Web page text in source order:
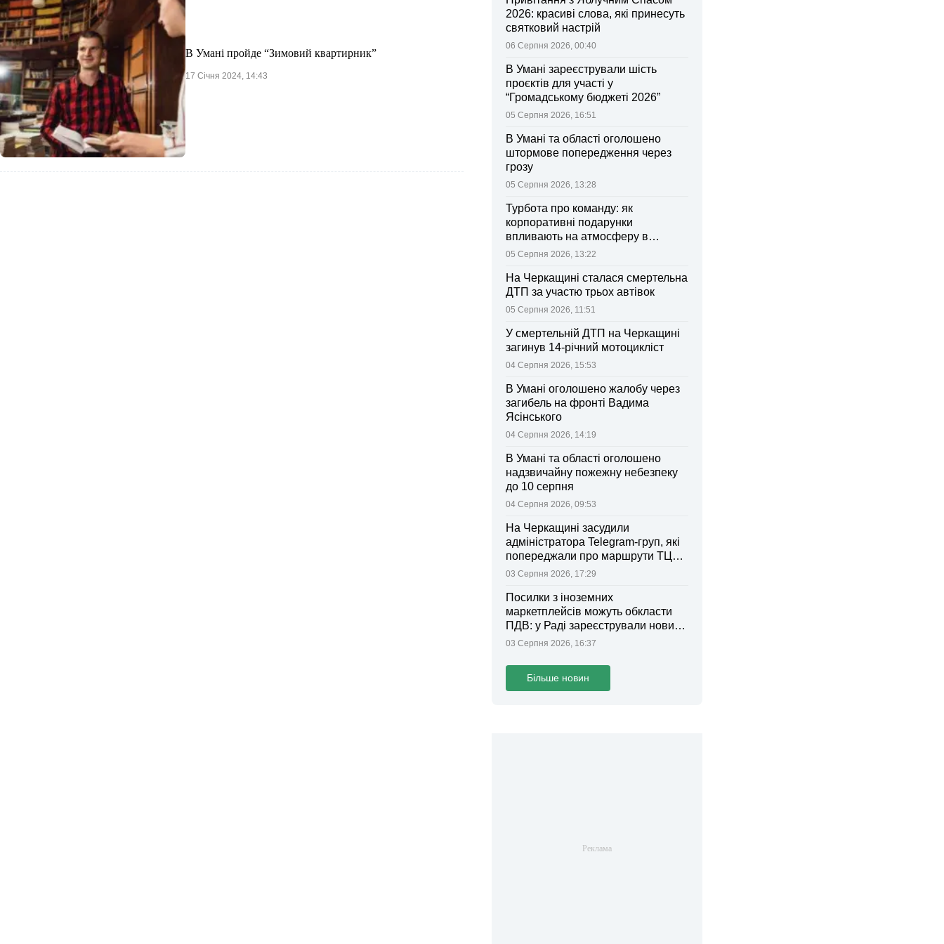
В Умані пройде “Зимовий квартирник”
17 Січня 2024, 14:43
2026: красиві слова, які принесуть
святковий настрій
06 Серпня 2026, 00:40
В Умані зареєстрували шість
проєктів для участі у
“Громадському бюджеті 2026”
05 Серпня 2026, 16:51
В Умані та області оголошено
штормове попередження через
грозу
05 Серпня 2026, 13:28
Турбота про команду: як
корпоративні подарунки
впливають на атмосферу в
колективі
05 Серпня 2026, 13:22
На Черкащині сталася смертельна
ДТП за участю трьох автівок
05 Серпня 2026, 11:51
У смертельній ДТП на Черкащині
загинув 14-річний мотоцикліст
04 Серпня 2026, 15:53
В Умані оголошено жалобу через
загибель на фронті Вадима
Ясінського
04 Серпня 2026, 14:19
В Умані та області оголошено
надзвичайну пожежну небезпеку
до 10 серпня
04 Серпня 2026, 09:53
На Черкащині засудили
адміністратора Telegram-груп, які
попереджали про маршрути ТЦК
та поліції
03 Серпня 2026, 17:29
Посилки з іноземних
маркетплейсів можуть обкласти
ПДВ: у Раді зареєстрували новий
законопроєкт
03 Серпня 2026, 16:37
Більше новин